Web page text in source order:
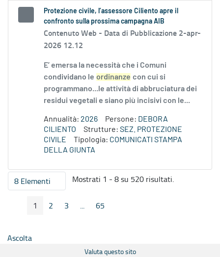
Protezione civile, l’assessore Ciliento apre il
confronto sulla prossima campagna AIB
Contenuto Web - Data di Pubblicazione 2-apr-
2026 12.12
E’ emersa la necessità che i Comuni
condividano le ordinanze con cui si
programmano...le attività di abbruciatura dei
residui vegetali e siano più incisivi con le...
Annualità: 2026 Persone: DEBORA
CILIENTO
Strutture: SEZ. PROTEZIONE
CIVILE
Tipologia: COMUNICATI STAMPA
DELLA GIUNTA
8 ElementiPer pagina
Mostrati 1 - 8 su 520 risultati.
Pagina Precedente
Pagina
1 Pagina
2 Pagina
3 ...
Pagine intermedie
Pagina
65
Ascolta
Valuta questo sito